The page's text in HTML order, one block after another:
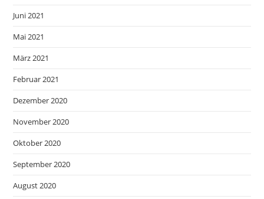
Juni 2021
Mai 2021
März 2021
Februar 2021
Dezember 2020
November 2020
Oktober 2020
September 2020
August 2020